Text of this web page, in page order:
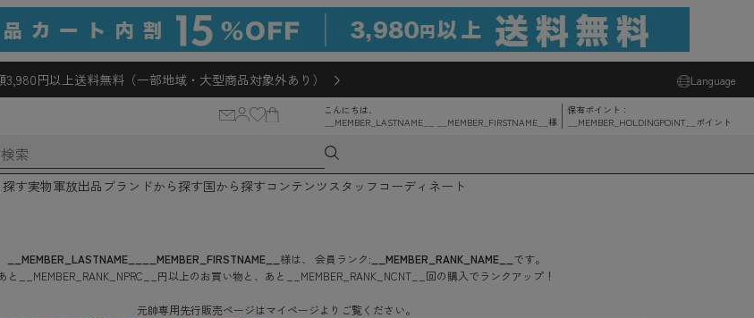
3,980円以上送料無料（一部地域・大型商品対象外あり） Language
こんにちは、
__MEMBER_LASTNAME__ __MEMBER_FIRSTNAME__ 様
保有ポイント：
__MEMBER_HOLDINGPOINT__
ポイント
す実物軍放出品 ブランドから探す国から探す コンテンツ スタッフコーディネート
__MEMBER_LASTNAME__ __MEMBER_FIRSTNAME__ 様は、 会員ランク: __MEMBER_RANK_NAME__ です。
と
__MEMBER_RANK_NPRC__ 円以上のお買い物と、あと __MEMBER_RANK_NCNT__ 回の購入でランクアップ！
元帥専用先行販売ページはマイページよりご覧ください。